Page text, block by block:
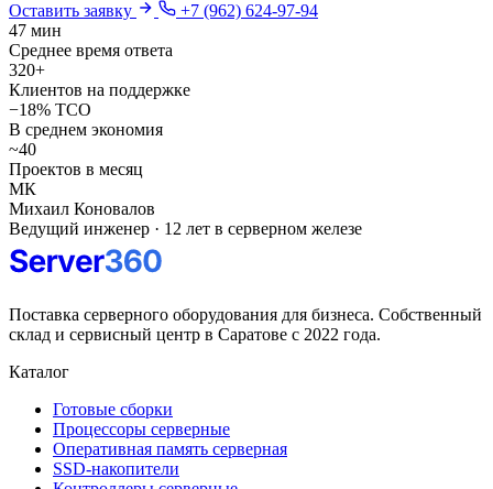
Оставить заявку
+7 (962) 624-97-94
47 мин
Среднее время ответа
320+
Клиентов на поддержке
−18% TCO
В среднем экономия
~40
Проектов в месяц
МК
Михаил Коновалов
Ведущий инженер · 12 лет в серверном железе
Поставка серверного оборудования для бизнеса. Собственный
склад и сервисный центр в Саратове с 2022 года.
Каталог
Готовые сборки
Процессоры серверные
Оперативная память серверная
SSD-накопители